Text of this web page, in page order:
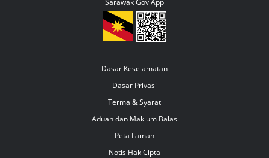
Sarawak Gov App
Dasar Keselamatan
Dasar Privasi
Terma & Syarat
Aduan dan Maklum Balas
Peta Laman
Notis Hak Cipta